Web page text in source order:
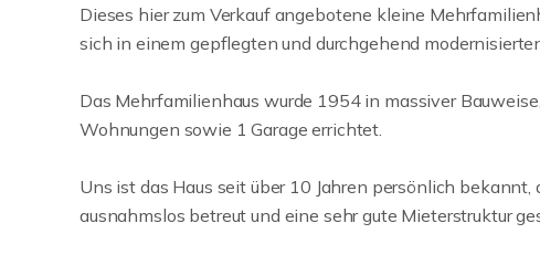
Dieses hier zum Verkauf angebotene kleine
sich in einem gepflegten und durchgehend
Das Mehrfamilienhaus wurde 1954 in massiver
Wohnungen sowie 1 Garage errichtet.
Uns ist das Haus seit über 10 Jahren persönlich
ausnahmslos betreut und eine sehr gute Mieterstruktur